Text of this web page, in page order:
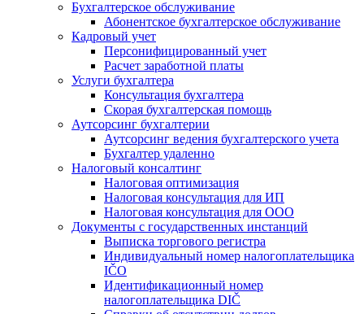
Бухгалтерское обслуживание
Абонентское бухгалтерское обслуживание
Кадровый учет
Персонифицированный учет
Расчет заработной платы
Услуги бухгалтера
Консультация бухгалтера
Скорая бухгалтерская помощь
Аутсорсинг бухгалтерии
Аутсорсинг ведения бухгалтерского учета
Бухгалтер удаленно
Налоговый консалтинг
Налоговая оптимизация
Налоговая консультация для ИП
Налоговая консультация для ООО
Документы с государственных инстанций
Выписка торгового регистра
Индивидуальный номер налогоплательщика
IČO
Идентификационный номер
налогоплательщика DIČ